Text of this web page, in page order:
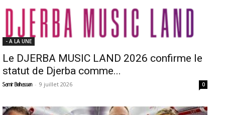
- A LA UNE
Le DJERBA MUSIC LAND 2026 confirme le
statut de Djerba comme...
Samir Belhassen - 9 juillet 2026 0